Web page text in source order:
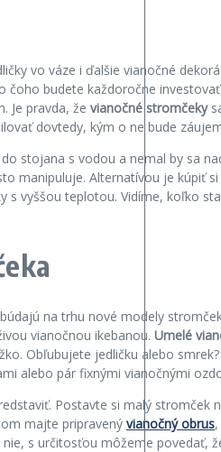
vo váze i ďalšie vianočné
budete každoročne
Je pravda, že vianočné stromčeky
dovtedy, kým o ne bude
stojana s vodou a nemal by sa
manipuluje. Alternatívou je
vyššou teplotou. Vidíme, koľko
na trhu nové modely
vianočnou ikebanou. Umelé
Obľubujete jedličku alebo
alebo pár fixnými vianočnými
Postavte si malý
majte pripravený vianočný obrus
s určitosťou môžeme povedať,